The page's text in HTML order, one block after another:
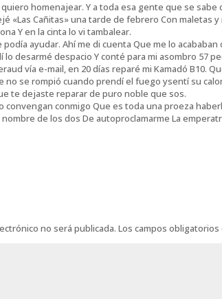
quiero homenajear. Y a toda esa gente que se
«Las Cañitas» una tarde de febrero Con maletas
Y en la cinta lo vi tambalear.
podía ayudar. Ahí me di cuenta Que me lo
lo desarmé despacio Y conté para mi asombro 57
vía e-mail, en 20 días reparé mi Kamadó B10.
no se rompió cuando prendí el fuego ysentí su
te dejaste reparar de puro noble que sos.
convengan conmigo Que es toda una proeza
de los dos De autoproclamarme La
no será publicada. Los campos